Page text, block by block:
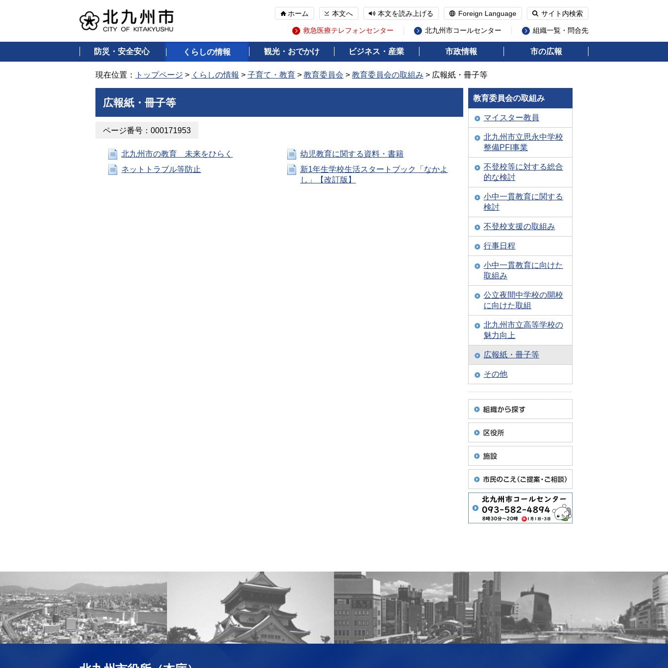
ホーム 本文へ 本文を読み上げる Foreign Language サイト内検索
救急医療テレフォンセンター 北九州市コールセンター 組織一覧・問合先
防災・安全安心 くらしの情報 観光・おでかけ ビジネス・産業 市政情報 市の広報
現在位置： トップページ > くらしの情報 > 子育て・教育 > 教育委員会 > 教育委員会の取組み > 広報紙・冊子等
広報紙・冊子等
ページ番号：000171953
北九州市の教育 未来をひらく
幼児教育に関する資料・書籍
ネットトラブル等防止
新1年生学校生活スタートブック「なかよ
し」【改訂版】
教育委員会の取組み
マイスター教員
北九州市立思永中学校
整備PFI事業
不登校等に対する総合
的な検討
小中一貫教育に関する
検討
不登校支援の取組み
行事日程
小中一貫教育に向けた
取組み
公立夜間中学校の開校
に向けた取組
北九州市立高等学校の
魅力向上
広報紙・冊子等
その他